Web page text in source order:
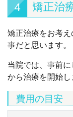
4 矯正治
矯正治療をお考
事だと思います。
当院では、事前
から治療を開始し
費用の目安